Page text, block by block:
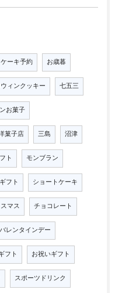
ーキ予約 お歳暮
ィンクッキー 七五三
お菓子
菓子店 三島 沼津
ト モンブラン
フト ショートケーキ
マス チョコレート
バレンタインデー
フト お祝いギフト
スポーツドリンク